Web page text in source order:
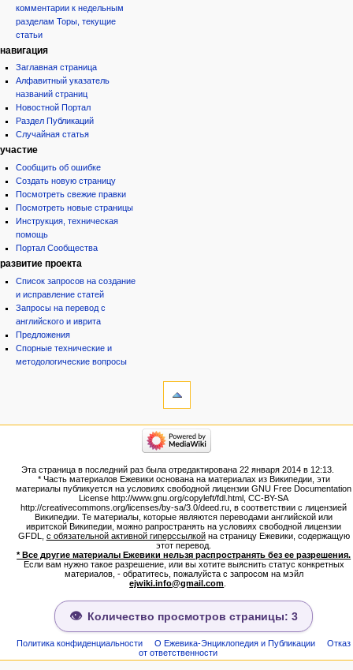
комментарии к недельным
разделам Торы, текущие
статьи
навигация
Заглавная страница
Алфавитный указатель
названий страниц
Новостной Портал
Раздел Публикаций
Случайная статья
участие
Сообщить об ошибке
Создать новую страницу
Посмотреть свежие правки
Посмотреть новые страницы
Инструкция, техническая
помощь
Портал Сообщества
развитие проекта
Список запросов на создание
и исправление статей
Запросы на перевод с
английского и иврита
Предложения
Спорные технические и
методологические вопросы
Версия
для
Постоянная
ссылка
Сведения
о странице
категории
Народ
Проекты
Проекты/Участники/
дополнения
Публикации:Авторы
Публикации:Статьи по типу
Темы
ежевиковый куст
ЕжеВиКа,Еврейская Вики-
ЕжеВиКа-ТаНаХ
ЕжеВиКа-Публикации
ЕжеВиКа-Книги (бумажные и
электронные), аудиокурсы,
Эта страница в последний раз была отредактирована 22 января 2014 в 12:13.
* Часть материалов Ежевики основана на материалах из Википедии, эти
материалы публикуется на условиях свободной лицензии GNU Free Documentation
License http://www.gnu.org/copyleft/fdl.html, CC-BY-SA
http://creativecommons.org/licenses/by-sa/3.0/deed.ru, в соответствии с лицензией
Википедии. Те материалы, которые являются переводами английской или
ивритской Википедии, можно рапространять на условиях свободной лицензии
GFDL, с обязательной активной гиперссылкойна страницу Ежевики, содержащую
этот перевод.
* Все другие материалы Ежевики нельзя распространять без ее разрешения.
Если вам нужно такое разрешение, или вы хотите выяснить статус конкретных
материалов, - обратитесь, пожалуйста с запросом на мэйл
ejwiki.info@gmail.com
Количество просмотров страницы: 3
Политика конфиденциальности О Ежевика-Энциклопедия и Публикации
Отказ
от ответственности